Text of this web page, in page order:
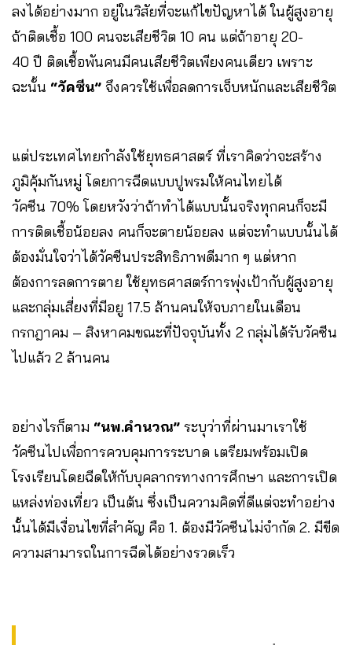
ลงได้อย่างมาก อยู่ในวิสัยที่จะแก้ไขปัญหาได้ ในผู้สูงอายุ
ถ้าติดเชื้อ 100 คนจะเสียชีวิต 10 คน แต่ถ้าอายุ 20-
40 ปี ติดเชื้อพันคนมีคนเสียชีวิตเพียงคนเดียว เพราะ
ฉะนั้น “วัคซีน” จึงควรใช้เพื่อลดการเจ็บหนักและเสียชีวิต
แต่ประเทศไทยกำลังใช้ยุทธศาสตร์ ที่เราคิดว่าจะสร้าง
ภูมิคุ้มกันหมู่ โดยการฉีดแบบปูพรมให้คนไทยได้
วัคซีน 70% โดยหวังว่าถ้าทำได้แบบนั้นจริงทุกคนก็จะมี
การติดเชื้อน้อยลง คนก็จะตายน้อยลง แต่จะทำแบบนั้นได้
ต้องมั่นใจว่าได้วัคซีนประสิทธิภาพดีมาก ๆ แต่หาก
ต้องการลดการตาย ใช้ยุทธศาสตร์การพุ่งเป้ากับผู้สูงอายุ
และกลุ่มเสี่ยงที่มีอยู 17.5 ล้านคนให้จบภายในเดือน
กรกฎาคม – สิงหาคมขณะที่ปัจจุบันทั้ง 2 กลุ่มได้รับวัคซีน
ไปแล้ว 2 ล้านคน
อย่างไรก็ตาม “นพ.คำนวณ” ระบุว่าที่ผ่านมาเราใช้
วัคซีนไปเพื่อการควบคุมการระบาด เตรียมพร้อมเปิด
โรงเรียนโดยฉีดให้กับบุคลากรทางการศึกษา และการเปิด
แหล่งท่องเที่ยว เป็นต้น ซึ่งเป็นความคิดที่ดีแต่จะทำอย่าง
นั้นได้มีเงื่อนไขที่สำคัญ คือ 1. ต้องมีวัคซีนไม่จำกัด 2. มีขีด
ความสามารถในการฉีดได้อย่างรวดเร็ว